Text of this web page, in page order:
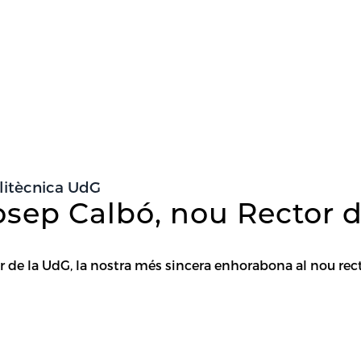
UdG
Calbó, nou Rector
la UdG, la nostra més sincera enhorabona al nou